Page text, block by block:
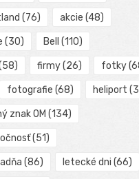
(76) akcie (48)
(30) Bell (110)
firmy(26) fotky
fotografie (68) heliport
znak OM (134)
(51)
(86) letecké dni (66)